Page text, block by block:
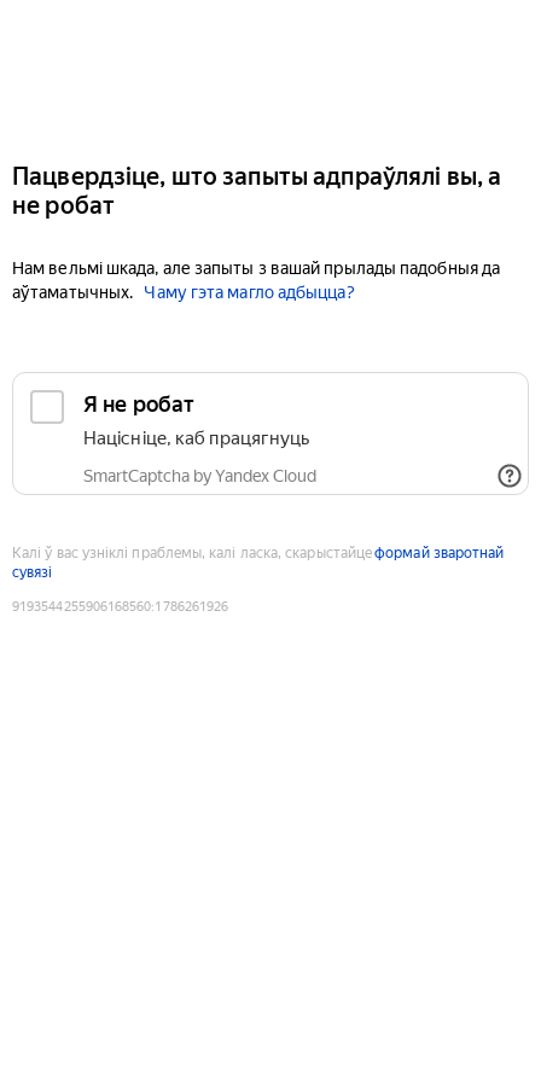
Пацвердзіце, што запыты адпраўлялі вы, а
не робат
Нам вельмі шкада, але запыты з вашай прылады падобныя да
аўтаматычных.
Чаму гэта магло адбыцца?
Я не робат
Націсніце, каб працягнуць
SmartCaptcha by Yandex Cloud
Калі ў вас узніклі праблемы, калі ласка, скарыстайцеформай зваротнай
сувязі
9193544255906168560:1786261926